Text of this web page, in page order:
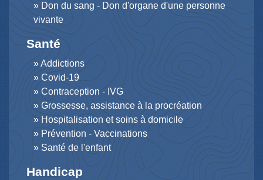
Don du sang - Don d'organe d'une personne
vivante
Santé
Addictions
Covid-19
Contraception - IVG
Grossesse, assistance à la procréation
Hospitalisation et soins à domicile
Prévention - Vaccinations
Santé de l'enfant
Handicap